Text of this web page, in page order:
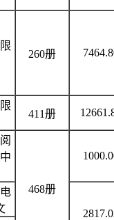
260册
411册
468册